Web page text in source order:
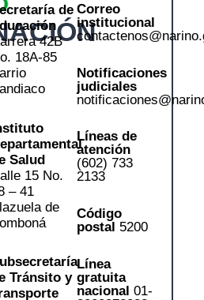
de
42B
18A-85
Salud
15 No.
– 41
de
Tránsito y
Correo
institucional
Notificaciones
judiciales
Líneas de
atención
(602) 733
2133
Código
postal 5200
Línea
gratuita
nacional 01-